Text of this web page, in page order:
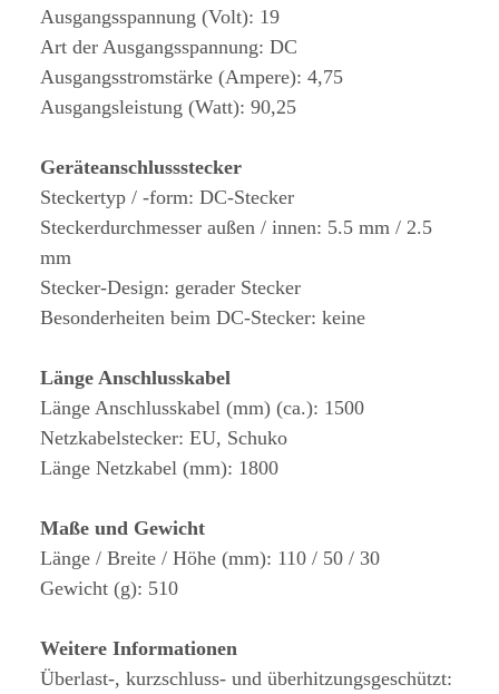
Ausgangsspannung (Volt): 19
Art der Ausgangsspannung: DC
Ausgangsstromstärke (Ampere): 4,75
Ausgangsleistung (Watt): 90,25
Geräteanschlussstecker
Steckertyp / -form: DC-Stecker
Steckerdurchmesser außen / innen: 5.5 mm / 2.5
mm
Stecker-Design: gerader Stecker
Besonderheiten beim DC-Stecker: keine
Länge Anschlusskabel
Länge Anschlusskabel (mm) (ca.): 1500
Netzkabelstecker: EU, Schuko
Länge Netzkabel (mm): 1800
Maße und Gewicht
Länge / Breite / Höhe (mm): 110 / 50 / 30
Gewicht (g): 510
Weitere Informationen
Überlast-, kurzschluss- und überhitzungsgeschützt: